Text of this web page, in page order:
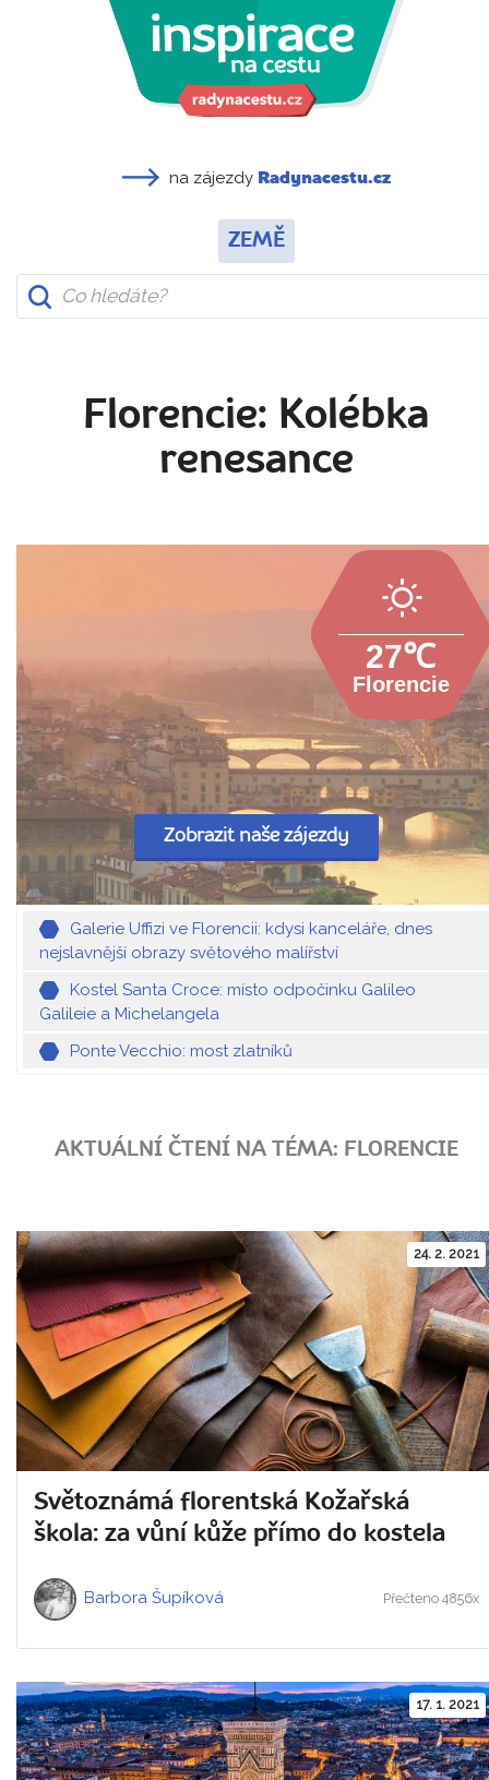
na zájezdy Radynacestu.cz
ZEMĚ
Florencie: Kolébka
renesance
27℃
Florencie
Zobrazit naše zájezdy
Galerie Uffizi ve Florencii: kdysi kanceláře, dnes
nejslavnější obrazy světového malířství
Kostel Santa Croce: místo odpočinku Galileo
Galileie a Michelangela
Ponte Vecchio: most zlatníků
AKTUÁLNÍ ČTENÍ NA TÉMA: FLORENCIE
24. 2. 2021
Světoznámá florentská Kožařská
škola: za vůní kůže přímo do kostela
Barbora Šupíková Přečteno 4856x
17. 1. 2021